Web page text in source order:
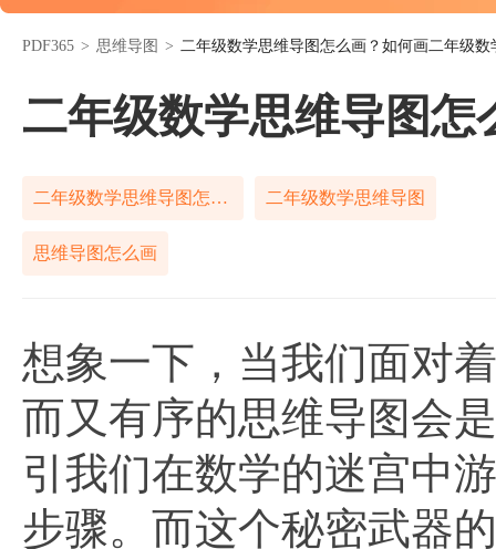
PDF365 > 思维导图 > 二年级数学思维导图怎么画？如何画二年级数
二年级数学思维导图
二年级数学思维导图怎么画 二年级数学思维导图
思维导图怎么画
想象一下，当我们面对
而又有序的思维导图会
引我们在数学的迷宫中
步骤。而这个秘密武器